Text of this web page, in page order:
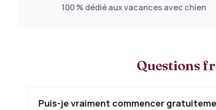
100 % dédié aux vacances avec chien
Questions
Puis-je vraiment commencer